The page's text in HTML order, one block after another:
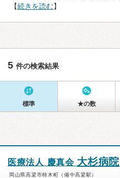
【続きを読む】
5 件の検索結果
標準 ★の数
医療法人 慶真会 大杉病院
岡山県高梁市柿木町（備中高梁駅）